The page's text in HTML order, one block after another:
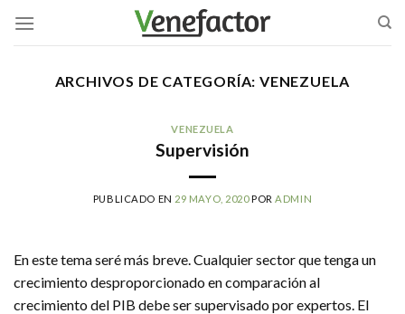
ARCHIVOS DE CATEGORÍA:VENEZUELA
VENEZUELA
Supervisión
PUBLICADO EN 29 MAYO, 2020POR ADMIN
En este tema seré más breve. Cualquier sector que tenga un
crecimiento desproporcionado en comparación al
crecimiento del PIB debe ser supervisado por expertos. El